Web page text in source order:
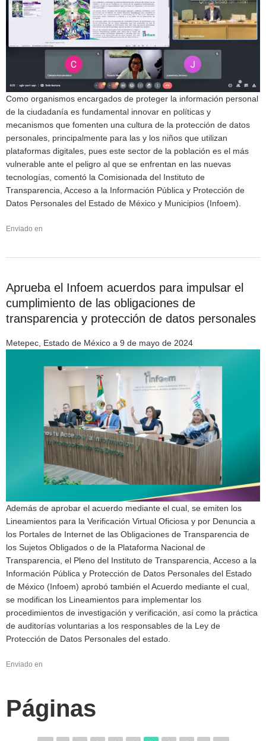
Como organismos encargados de proteger la información personal
de la ciudadanía es fundamental innovar en políticas y
mecanismos que fomenten una cultura de la protección de datos
personales, principalmente para las y los niños que utilizan
plataformas digitales, pues este sector de la población es el más
vulnerable ante el peligro al que se enfrentan en las nuevas
tecnologías, comentó la Comisionada del Instituto de
Transparencia, Acceso a la Información Pública y Protección de
Datos Personales del Estado de México y Municipios (Infoem).
Enviado en
Aprueba el Infoem acuerdos para impulsar el
cumplimiento de las obligaciones de
transparencia y protección de datos personales
Metepec, Estado de México a 9 de mayo de 2024
Además de aprobar el acuerdo mediante el cual, se emiten los
Lineamientos para la Verificación Virtual Oficiosa y por Denuncia a
los Portales de Internet de las Obligaciones de Transparencia de
los Sujetos Obligados o de la Plataforma Nacional de
Transparencia, el Pleno del Instituto de Transparencia, Acceso a la
Información Pública y Protección de Datos Personales del Estado
de México (Infoem) aprobó también el Acuerdo mediante el cual,
se modifican los Lineamientos para implementar los
procedimientos de investigación y verificación, así como la práctica
de auditorías voluntarias a los responsables de la Ley de
Protección de Datos Personales del estado.
Enviado en
Páginas